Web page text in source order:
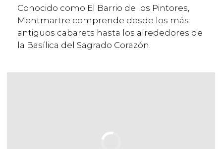
Conocido como El Barrio de los Pintores,
Montmartre comprende desde los más
antiguos cabarets hasta los alrededores de
la Basílica del Sagrado Corazón.